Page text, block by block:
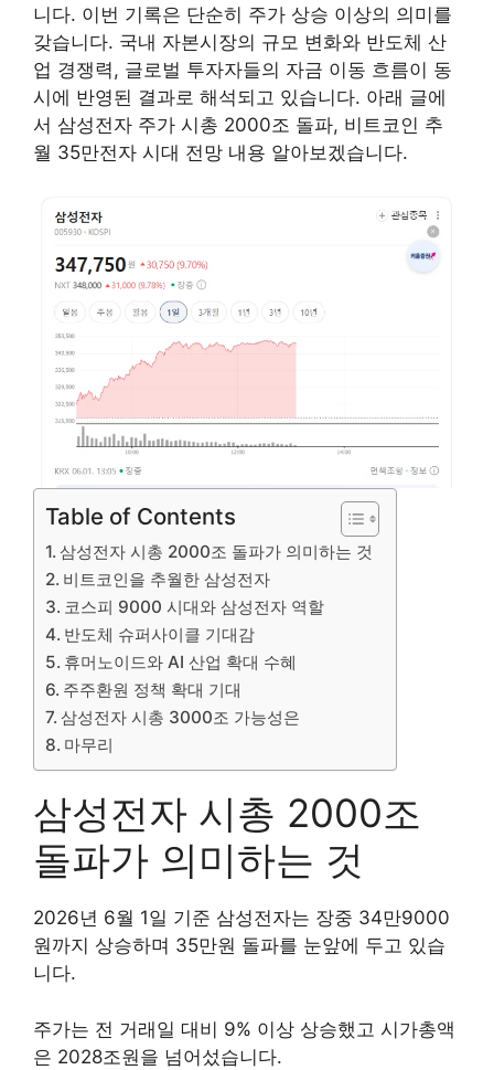
니다. 이번 기록은 단순히 주가 상승 이상의 의미를
갖습니다. 국내 자본시장의 규모 변화와 반도체 산
업 경쟁력, 글로벌 투자자들의 자금 이동 흐름이 동
시에 반영된 결과로 해석되고 있습니다. 아래 글에
서 삼성전자 주가 시총 2000조 돌파, 비트코인 추
월 35만전자 시대 전망 내용 알아보겠습니다.
Table of Contents
삼성전자 시총 2000조 돌파가 의미하는 것
비트코인을 추월한 삼성전자
코스피 9000 시대와 삼성전자 역할
반도체 슈퍼사이클 기대감
휴머노이드와 AI 산업 확대 수혜
주주환원 정책 확대 기대
삼성전자 시총 3000조 가능성은
마무리
삼성전자 시총 2000조
돌파가 의미하는 것
2026년 6월 1일 기준 삼성전자는 장중 34만9000
원까지 상승하며 35만원 돌파를 눈앞에 두고 있습
니다.
주가는 전 거래일 대비 9% 이상 상승했고 시가총액
은 2028조원을 넘어섰습니다.